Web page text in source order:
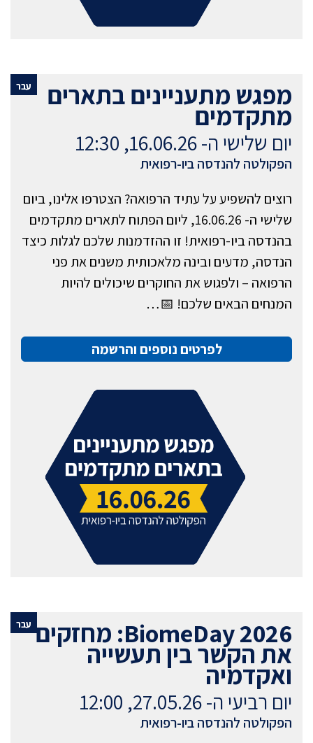
עבר מפגש מתעניינים בתארים
מתקדמים
יום שלישי ה- 16.06.26, 12:30
הפקולטה להנדסה ביו-רפואית
רוצים להשפיע על עתיד הרפואה? הצטרפו אלינו, ביום
שלישי ה- 16.06.26, ליום הפתוח לתארים מתקדמים
בהנדסה ביו-רפואית! זו ההזדמנות שלכם לגלות כיצד
הנדסה, מדעים ובינה מלאכותית משנים את פני
הרפואה – ולפגוש את החוקרים שיכולים להיות
המנחים הבאים שלכם! 📅…
לפרטים נוספים והרשמה
עבר BiomeDay 2026: מחזקים
את הקשר בין תעשייה
ואקדמיה
יום רביעי ה- 27.05.26, 12:00
הפקולטה להנדסה ביו-רפואית